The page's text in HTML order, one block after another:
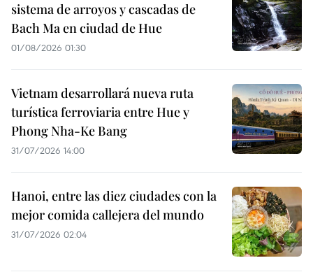
sistema de arroyos y cascadas de
Bach Ma en ciudad de Hue
01/08/2026 01:30
Vietnam desarrollará nueva ruta
turística ferroviaria entre Hue y
Phong Nha-Ke Bang
31/07/2026 14:00
Hanoi, entre las diez ciudades con la
mejor comida callejera del mundo
31/07/2026 02:04